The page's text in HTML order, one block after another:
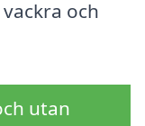
och
utan